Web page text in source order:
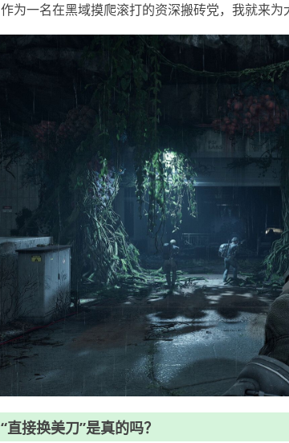
为一名在黑域摸爬滚打的资深搬砖党，我就来为
直接换美刀”是真的吗？